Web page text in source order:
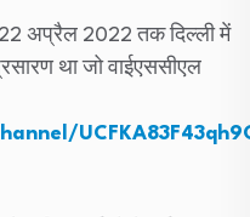
अप्रैल 2022 तक दिल्ली में
था जो वाईएससीएल